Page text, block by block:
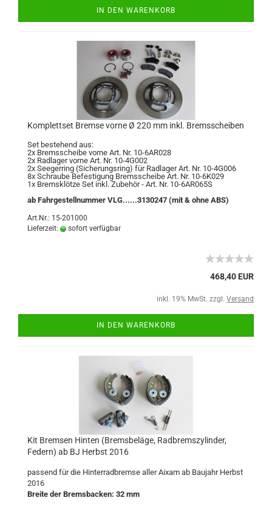
IN DEN WARENKORB
Komplettset Bremse vorne Ø 220 mm inkl. Bremsscheiben
Set bestehend aus:
2x Bremsscheibe vorne Art. Nr. 10-6AR028
2x Radlager vorne Art. Nr. 10-4G002
2x Seegerring (Sicherungsring) für Radlager Art. Nr. 10-4G006
8x Schraube Befestigung Bremsscheibe Art. Nr. 10-6K029
1x Bremsklötze Set inkl. Zubehör - Art. Nr. 10-6AR065S
ab Fahrgestellnummer VLG......3130247 (mit & ohne ABS)
Art.Nr.: 15-201000
Lieferzeit:
sofort verfügbar
468,40 EUR
inkl. 19% MwSt. zzgl. Versand
IN DEN WARENKORB
Kit Bremsen Hinten (Bremsbeläge, Radbremszylinder,
Federn) ab BJ Herbst 2016
passend für die Hinterradbremse aller Aixam ab Baujahr Herbst
2016
Breite der Bremsbacken: 32 mm